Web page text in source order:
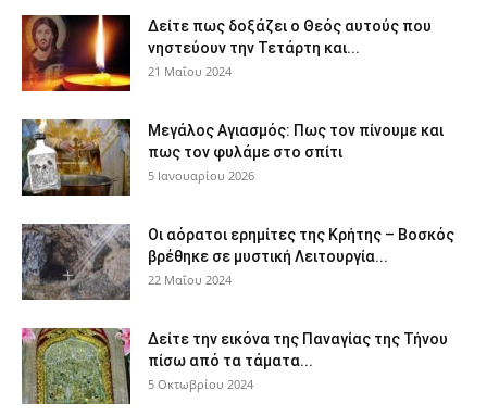
Δείτε πως δοξάζει ο Θεός αυτούς που
νηστεύουν την Τετάρτη και...
21 Μαΐου 2024
Μεγάλος Αγιασμός: Πως τον πίνουμε και
πως τον φυλάμε στο σπίτι
5 Ιανουαρίου 2026
Οι αόρατοι ερημίτες της Κρήτης – Βοσκός
βρέθηκε σε μυστική Λειτουργία...
22 Μαΐου 2024
Δείτε την εικόνα της Παναγίας της Τήνου
πίσω από τα τάματα...
5 Οκτωβρίου 2024